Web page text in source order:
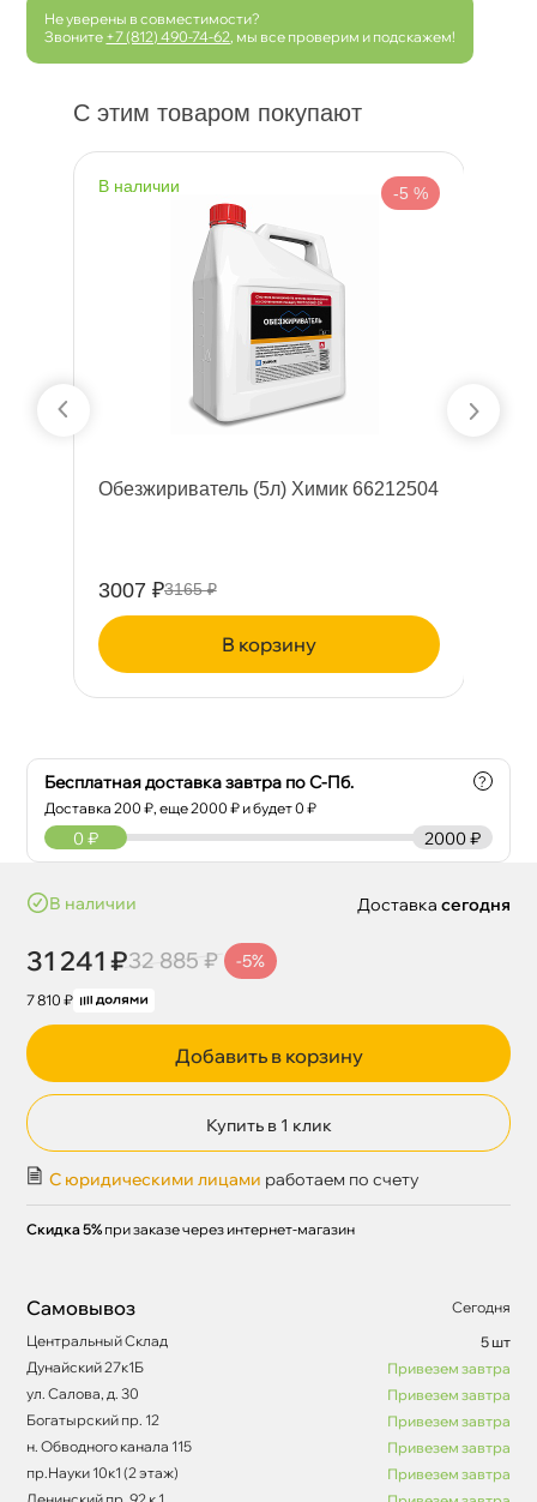
Не уверены в совместимости?
Звоните +7 (812) 490-74-62 , мы все проверим и подскажем!
С этим товаром покупают
наличии -5 %
Обезжириватель (5л) Химик 66212504
3007 ₽3165 ₽
корзину
Бесплатная доставка завтра по С-Пб.
Доставка200 ₽, еще2000 ₽ и будет 0 ₽
?
2000 ₽
0 ₽
наличии
31 241 ₽32 885 ₽ -5%
7 810 ₽
Доставка сегодня
Добавить в корзину
Купить в 1 клик
С юридическими лицами работаем по счету
Скидка 5% при заказе через интернет-магазин
Самовывоз
Сегодня
Центральный Склад
5 шт
Дунайский 27к1Б
Привезем завтра
ул. Салова, д. 30
Привезем завтра
Богатырский пр. 12
Привезем завтра
н. Обводного канала 115
Привезем завтра
пр.Науки 10к1 (2 этаж)
Привезем завтра
Ленинский пр. 92 к.1